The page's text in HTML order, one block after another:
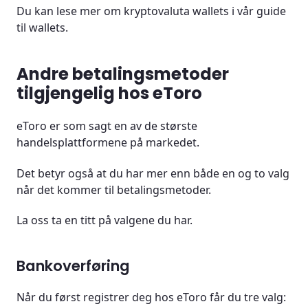
Du kan lese mer om kryptovaluta wallets i vår guide
til wallets.
Andre betalingsmetoder
tilgjengelig hos eToro
eToro er som sagt en av de største
handelsplattformene på markedet.
Det betyr også at du har mer enn både en og to valg
når det kommer til betalingsmetoder.
La oss ta en titt på valgene du har.
Bankoverføring
Når du først registrer deg hos eToro får du tre valg: